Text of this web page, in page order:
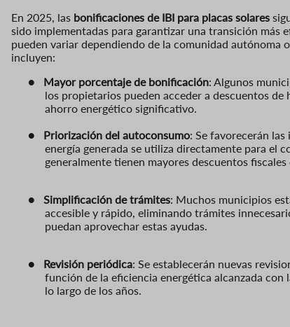
En 2025, las bonificaciones de IBI para placas solares
sido implementadas para garantizar una transición más
pueden variar dependiendo de la comunidad autónoma
incluyen:
●
Mayor porcentaje de bonificación: Algunos
los propietarios pueden acceder a descuentos de
ahorro energético significativo.
●
Priorización del autoconsumo: Se favorecerán
energía generada se utiliza directamente para el
generalmente tienen mayores descuentos
● Simplificación de trámites: Muchos municipios
accesible y rápido, eliminando trámites
puedan aprovechar estas ayudas.
● Revisión periódica: Se establecerán nuevas
función de la eficiencia energética alcanzada
lo largo de los años.